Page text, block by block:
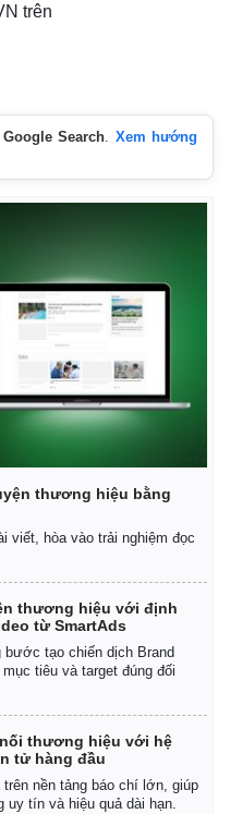
trên
Google Search
Xem hướng
thương hiệu bằng
viết, hòa vào trải nghiệm đọc
thương hiệu với định
từ SmartAds
bước tạo chiến dịch Brand
tiêu và target đúng đối
thương hiệu với hệ
tử hàng đầu
nền tảng báo chí lớn, giúp
uy tín và hiệu quả dài hạn.